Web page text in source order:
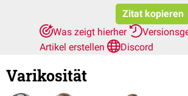
Zitat kopieren
Was zeigt hierher
Artikel erstellen
Discord
Varikosität